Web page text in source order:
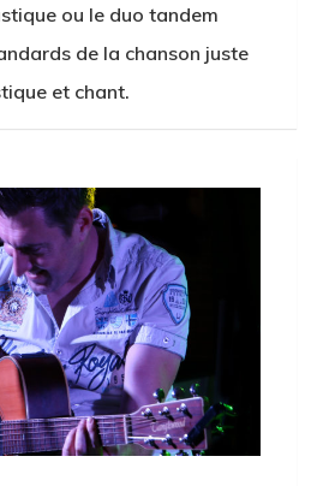
ou le duo tandem
de la chanson juste
et chant.